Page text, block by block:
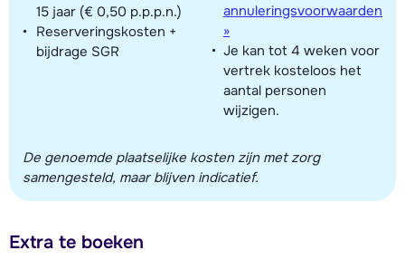
15 jaar (€ 0,50 p.p.p.n.)
Reserveringskosten +
bijdrage SGR
annuleringsvoorwaarden
»
Je kan tot 4 weken voor
vertrek kosteloos het
aantal personen
wijzigen.
De genoemde plaatselijke kosten zijn met zorg
samengesteld, maar blijven indicatief.
Extra te boeken